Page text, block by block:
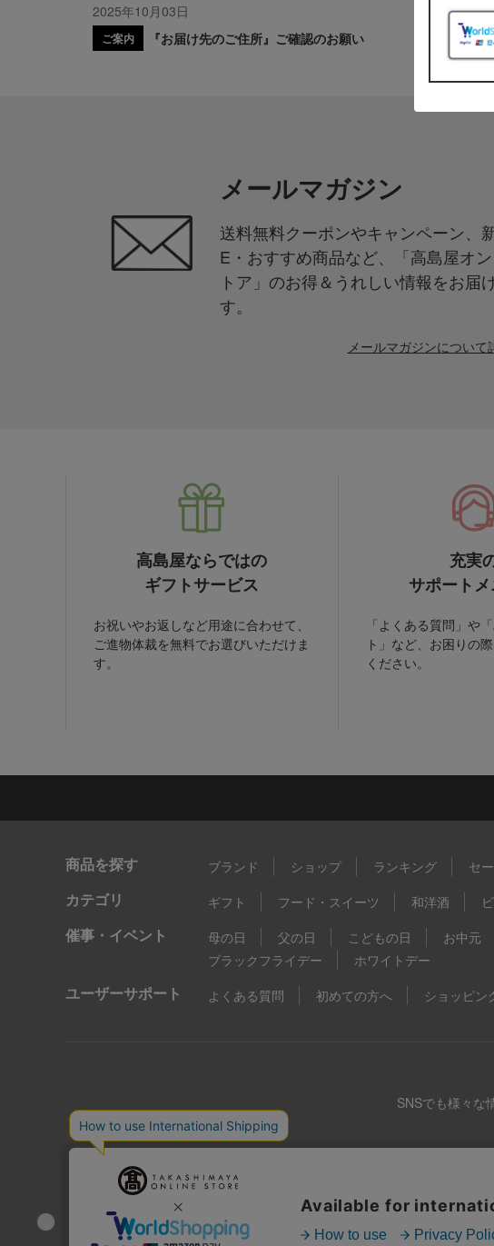
2025年10月03日
ご案内 『お届け先のご住所』ご確認のお願い
メールマガジン
送料無料クーポンやキャンペーン、
E・おすすめ商品など、「高島屋オ
トア」のお得＆うれしい情報をお届
す。
メールマガジンについて
高島屋ならではの
ギフトサービス
お祝いやお返しなど用途に合わせて、
ご進物体裁を無料でお選びいただけま
す。
充実
サポート
「よくある質問」や
ト」など、お困りの
ください。
商品を探す ブランド ショップ ランキング セ
カテゴリ ギフト フード・スイーツ 和洋酒
催事・イベント 母の日 父の日 こどもの日 お中元
ブラックフライデー
ホワイトデー
ユーザーサポート よくある質問 初めての方へ ショッピン
SNSでも様々な